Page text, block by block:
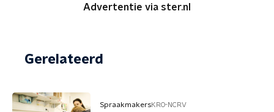
Advertentie via ster.nl
Gerelateerd
SpraakmakersKRO-NCRV